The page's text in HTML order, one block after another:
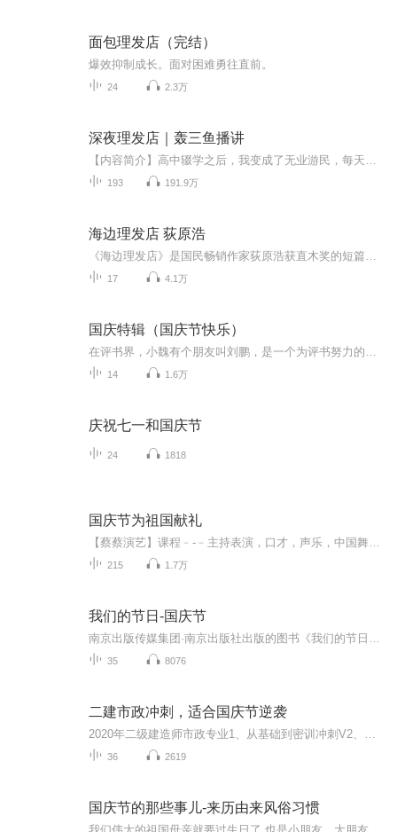
面包理发店（完结）
爆效抑制成长。面对困难勇往直前。
24 2.3万
深夜理发店｜轰三鱼播讲
193 191.9万
海边理发店 荻原浩
17 4.1万
国庆特辑（国庆节快乐）
14 1.6万
庆祝七一和国庆节
24 1818
国庆节为祖国献礼
215 1.7万
我们的节日-国庆节
35 8076
二建市政冲刺，适合国庆节逆袭
36 2619
国庆节的那些事儿-来历由来风俗习惯